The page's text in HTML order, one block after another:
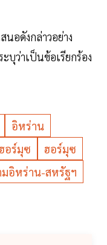
นอดังกล่าวอย่าง
บุว่าเป็นข้อเรียกร้อง
อิหร่าน
อร์มุซ
ฮอร์มุซ
มอิหร่าน-สหรัฐฯ